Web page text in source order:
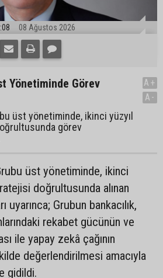
08 Ağustos 2026
Yönetiminde Görev
üst yönetiminde, ikinci yüzyıl
görev
A+
A-
üst yönetiminde, ikinci
doğrultusunda alınan
uyarınca; Grubun bankacılık,
rekabet gücünün ve
ile yapay zekâ çağının
değerlendirilmesi amacıyla
gidildi.